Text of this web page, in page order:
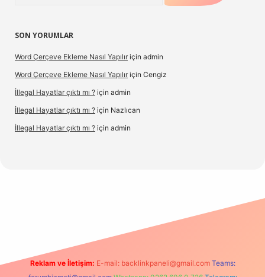
SON YORUMLAR
Word Çerçeve Ekleme Nasıl Yapılır için admin
Word Çerçeve Ekleme Nasıl Yapılır için Cengiz
İllegal Hayatlar çıktı mı ? için admin
İllegal Hayatlar çıktı mı ? için Nazlıcan
İllegal Hayatlar çıktı mı ? için admin
Reklam ve İletişim: E-mail: backlinkpaneli@gmail.com Teams: